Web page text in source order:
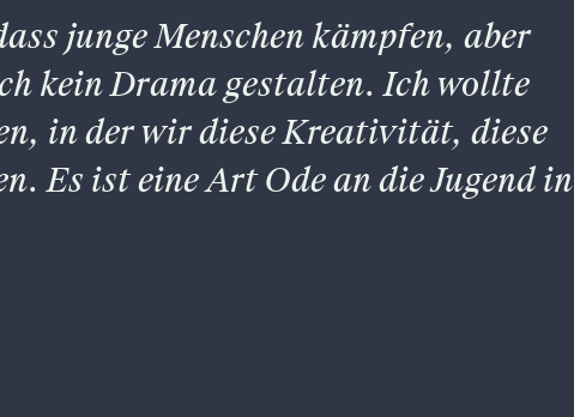
junge Menschen kämpfen, aber
kein Drama gestalten. Ich wollte
in der wir diese Kreativität, diese
Es ist eine Art Ode an die Jugend in